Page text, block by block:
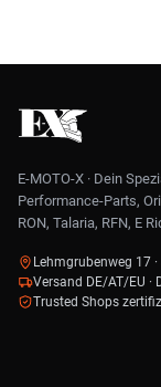
E-MOTO-X · Dein
Performance-Parts,
RON, Talaria, RFN, E
Lehmgrubenweg 17
Versand DE/AT/EU ·
Trusted Shops